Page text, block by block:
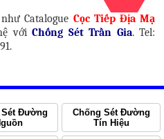
Catalogue Cọc Tiếp Địa Mạ
với Chống Sét Trần Gia. Tel:
Đường
Chống Sét Đường
Tín Hiệu